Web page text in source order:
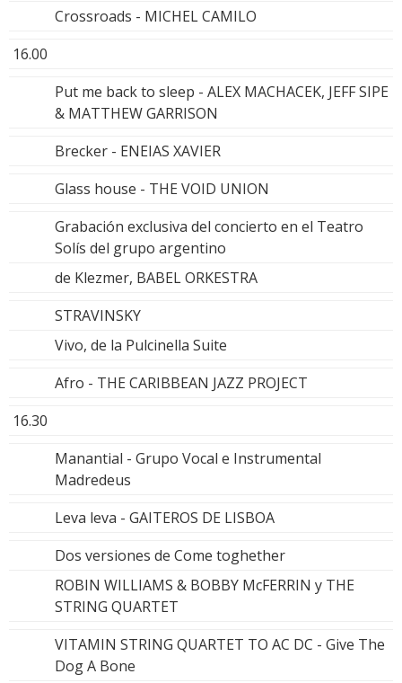
Crossroads - MICHEL CAMILO
16.00
Put me back to sleep - ALEX MACHACEK, JEFF SIPE
& MATTHEW GARRISON
Brecker - ENEIAS XAVIER
Glass house - THE VOID UNION
Grabación exclusiva del concierto en el Teatro
Solís del grupo argentino
de Klezmer, BABEL ORKESTRA
STRAVINSKY
Vivo, de la Pulcinella Suite
Afro - THE CARIBBEAN JAZZ PROJECT
16.30
Manantial - Grupo Vocal e Instrumental
Madredeus
Leva leva - GAITEROS DE LISBOA
Dos versiones de Come toghether
ROBIN WILLIAMS & BOBBY McFERRIN y THE
STRING QUARTET
VITAMIN STRING QUARTET TO AC DC - Give The
Dog A Bone